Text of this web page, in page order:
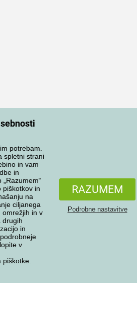
potrebam.
spletni strani
in vam
in
piškotkov in
na
ciljanega
omrežjih in v
drugih
in
v
RAZUMEM
Podrobne nastavitve